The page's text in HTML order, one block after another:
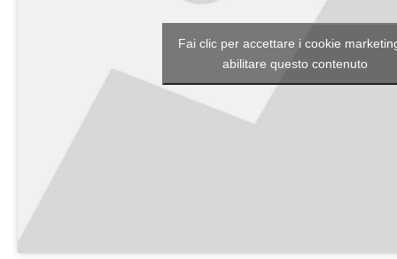
Fai clic per accettare i cookie
abilitare questo contenuto